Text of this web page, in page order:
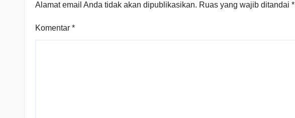
Alamat email Anda tidak akan dipublikasikan. Ruas yang wajib ditandai *
Komentar *